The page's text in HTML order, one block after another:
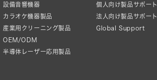
設備音響機器
カラオケ機器製品
産業用クリーニング製品
OEM/ODM
半導体レーザー応用製品
個人向け製品サポート
法人向け製品サポート
Global Support